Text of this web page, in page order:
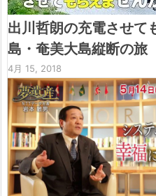
出川哲朗の充電させて
島・奄美大島縦断の
4月 15, 2018